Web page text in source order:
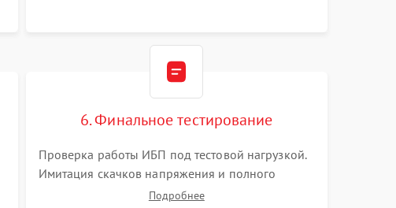
6. Финальное тестирование
Проверка работы ИБП под тестовой нагрузкой.
Имитация скачков напряжения и полного
отключения сети. Контроль времени автономной
Подробнее